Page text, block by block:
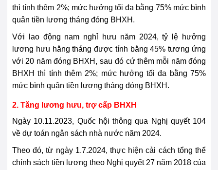
thì tính thêm 2%; mức hưởng tối đa bằng 75% mức bình
quân tiền lương tháng đóng BHXH.
Với lao động nam nghỉ hưu năm 2024, tỷ lệ hưởng
lương hưu hằng tháng được tính bằng 45% tương ứng
với 20 năm đóng BHXH, sau đó cứ thêm mỗi năm đóng
BHXH thì tính thêm 2%; mức hưởng tối đa bằng 75%
mức bình quân tiền lương tháng đóng BHXH.
2. Tăng lương hưu, trợ cấp BHXH
Ngày 10.11.2023, Quốc hội thông qua Nghị quyết 104
về dự toán ngân sách nhà nước năm 2024.
Theo đó, từ ngày 1.7.2024, thực hiện cải cách tổng thể
chính sách tiền lương theo Nghị quyết 27 năm 2018 của